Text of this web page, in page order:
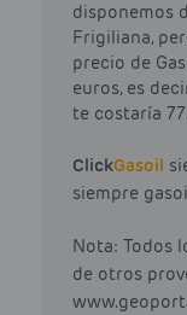
disponemos
Frigiliana,
precio de
euros, es
te costaría
ClickGasoil
siempre
Nota: Todos
de otros